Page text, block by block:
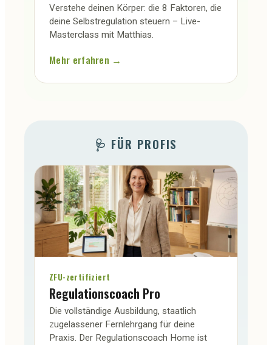
Verstehe deinen Körper: die 8 Faktoren, die
deine Selbstregulation steuern – Live-
Masterclass mit Matthias.
Mehr erfahren →
🩺 FÜR PROFIS
ZFU-zertifiziert
Regulationscoach Pro
Die vollständige Ausbildung, staatlich
zugelassener Fernlehrgang für deine
Praxis. Der Regulationscoach Home ist